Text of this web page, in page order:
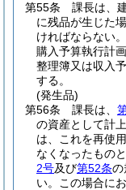
第55条
課長は、
に残品が生じた場
ければならない。
購入予算執行計
整理簿又は収入
する。
(発生品)
第56条
課長は、
の資産として計
は、これを再使
なくなったもの
2号及び第52条の
い。
この場合にお